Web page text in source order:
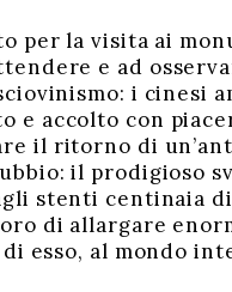
per la visita ai
e ad
i cinesi
e accolto con
il ritorno di
il
stenti centinaia
di allargare
esso, al mondo